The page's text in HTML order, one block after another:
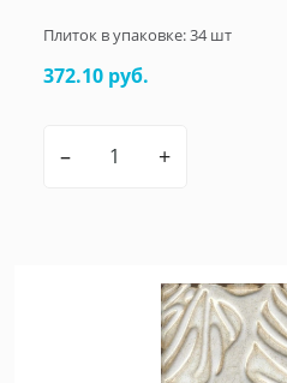
Плиток в упаковке:34шт
372.10 руб.
– +